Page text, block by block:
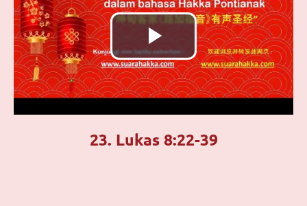
Putar
Video
23. Lukas 8:22-39